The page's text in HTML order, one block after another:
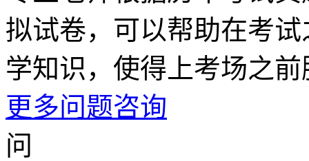
拟试卷，可以帮助在考
学知识，使得上考场之
更多问题咨询
问